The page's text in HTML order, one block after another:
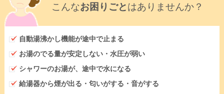
こんなお困りごとはありませんか？
自動湯沸かし機能が途中で止まる
お湯のでる量が安定しない・水圧が弱い
シャワーのお湯が、途中で水になる
給湯器から煙が出る・匂いがする・音がする